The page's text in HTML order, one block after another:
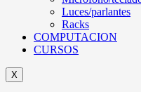
Luces/parlantes
Racks
COMPUTACION
CURSOS
X